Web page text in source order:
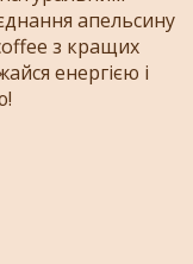
апельсину
з кращих
енергією і